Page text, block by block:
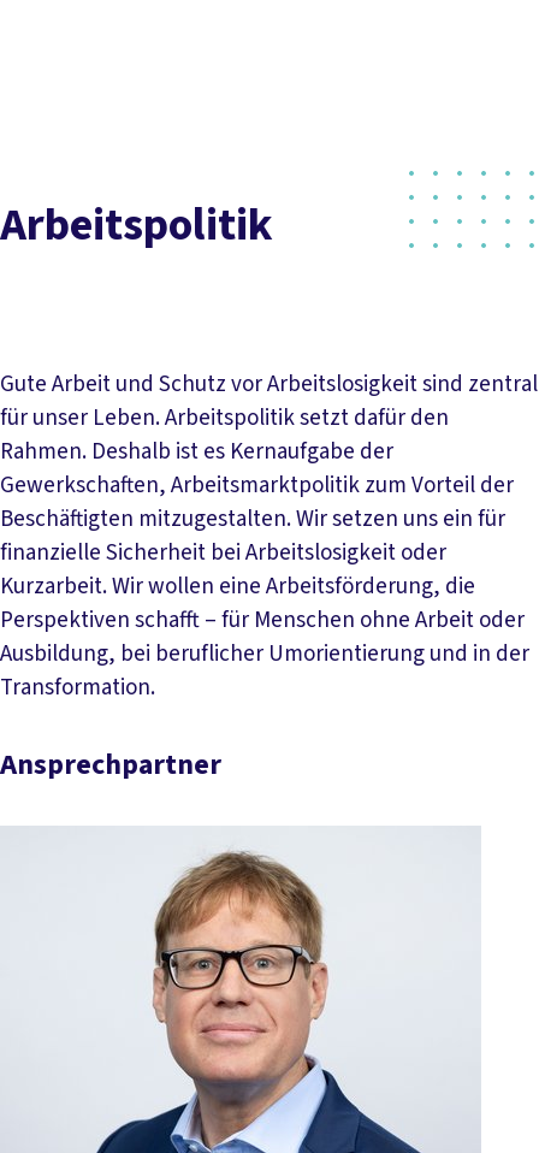
Mitmachen
Arbeitspolitik
Gute Arbeit und Schutz vor Arbeitslosigkeit sind zentral
für unser Leben. Arbeitspolitik setzt dafür den
Rahmen. Deshalb ist es Kernaufgabe der
Gewerkschaften, Arbeitsmarktpolitik zum Vorteil der
Beschäftigten mitzugestalten. Wir setzen uns ein für
finanzielle Sicherheit bei Arbeitslosigkeit oder
Kurzarbeit. Wir wollen eine Arbeitsförderung, die
Perspektiven schafft – für Menschen ohne Arbeit oder
Ausbildung, bei beruflicher Umorientierung und in der
Transformation.
Ansprechpartner